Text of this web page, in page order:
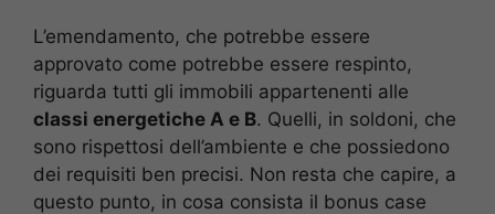
L’emendamento, che potrebbe essere
approvato come potrebbe essere respinto,
riguarda tutti gli immobili appartenenti alle
classi energetiche A e B. Quelli, in soldoni, che
sono rispettosi dell’ambiente e che possiedono
dei requisiti ben precisi. Non resta che capire, a
questo punto, in cosa consista il bonus case